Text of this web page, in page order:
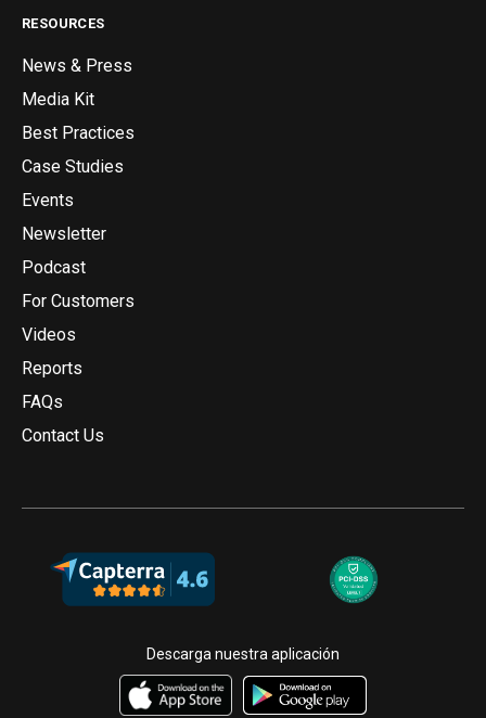
RESOURCES
News & Press
Media Kit
Best Practices
Case Studies
Events
Newsletter
Podcast
For Customers
Videos
Reports
FAQs
Contact Us
Descarga nuestra aplicación